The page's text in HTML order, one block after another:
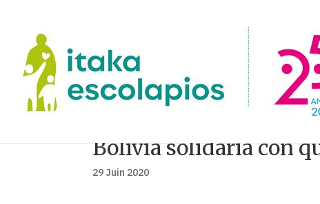
Bolivia solidaria con
29 Juin 2020